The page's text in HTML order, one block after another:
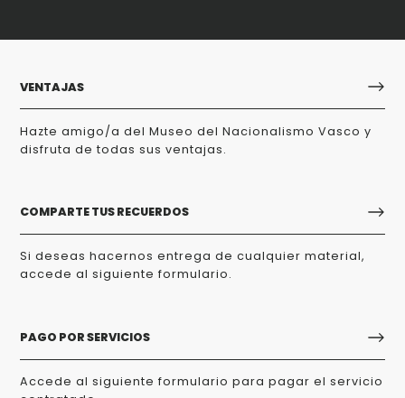
VENTAJAS
Hazte amigo/a del Museo del Nacionalismo Vasco y
disfruta de todas sus ventajas.
COMPARTE TUS RECUERDOS
Si deseas hacernos entrega de cualquier material,
accede al siguiente formulario.
PAGO POR SERVICIOS
Accede al siguiente formulario para pagar el servicio